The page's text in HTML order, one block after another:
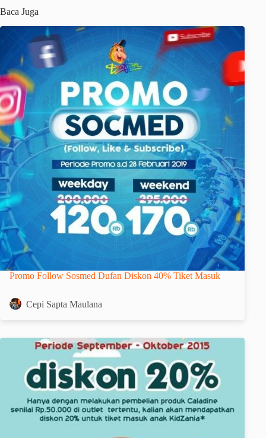
Baca Juga
Promo Follow Sosmed Dufan Diskon 40% Tiket Masuk
Cepi Sapta Maulana